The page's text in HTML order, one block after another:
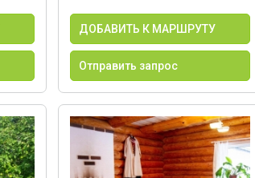
ДОБАВИТЬ К МАРШРУТУ
Отправить запрос